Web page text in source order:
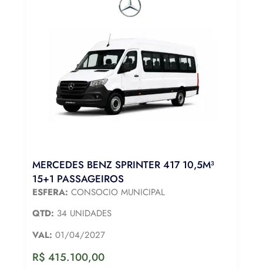
MERCEDES BENZ SPRINTER 417 10,5M³
15+1 PASSAGEIROS
ESFERA: CONSOCIO MUNICIPAL
QTD: 34 UNIDADES
VAL: 01/04/2027
R$ 415.100,00